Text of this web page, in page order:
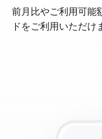
前月比やご利用可能
ドをご利用いただけ